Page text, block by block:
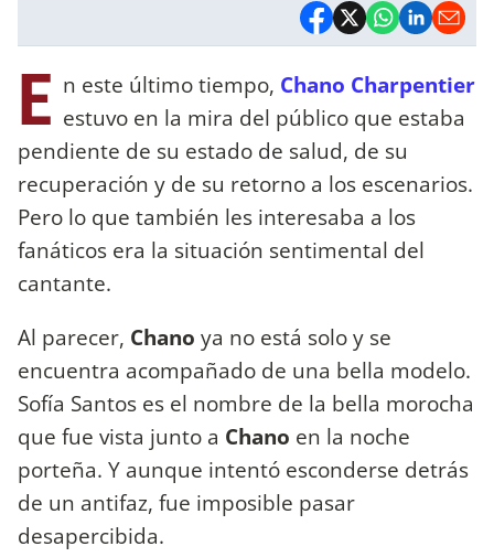
E n este último tiempo, Chano Charpentier
estuvo en la mira del público que estaba
pendiente de su estado de salud, de su
recuperación y de su retorno a los escenarios.
Pero lo que también les interesaba a los
fanáticos era la situación sentimental del
cantante.
Al parecer, Chano ya no está solo y se
encuentra acompañado de una bella modelo.
Sofía Santos es el nombre de la bella morocha
que fue vista junto a Chano en la noche
porteña. Y aunque intentó esconderse detrás
de un antifaz, fue imposible pasar
desapercibida.